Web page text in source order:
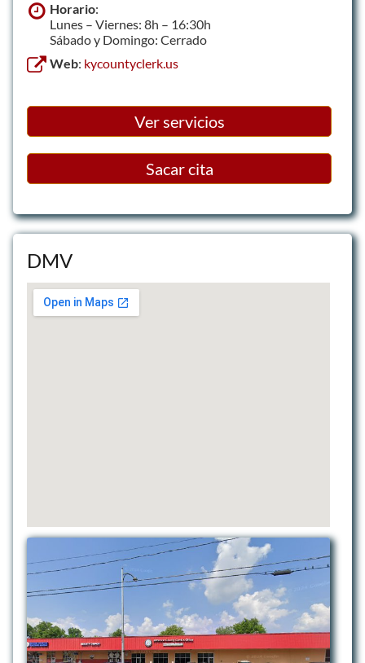
Horario:
Lunes – Viernes: 8h – 16:30h
Sábado y Domingo: Cerrado
Web: kycountyclerk.us
Ver servicios
Sacar cita
DMV